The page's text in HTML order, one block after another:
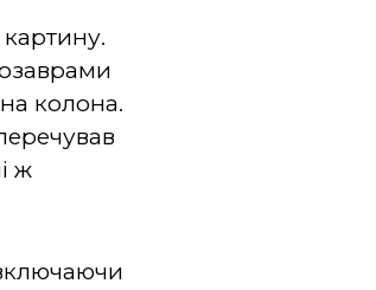
колона.
ж